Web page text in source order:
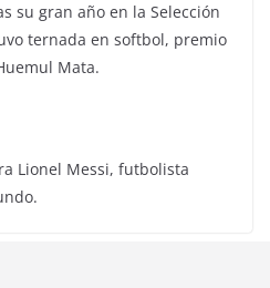
su gran año en la Selección
ternada en softbol, premio
Mata.
Lionel Messi, futbolista